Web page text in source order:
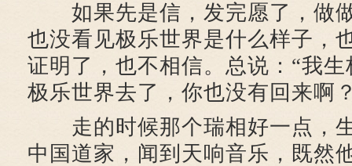
如果先是信，发完愿了，做
也没看见极乐世界是什么样子，
证明了，也不相信。总说：“我
极乐世界去了，你也没有回来啊
走的时候那个瑞相好一点，
中国道家，闻到天响音乐，既然